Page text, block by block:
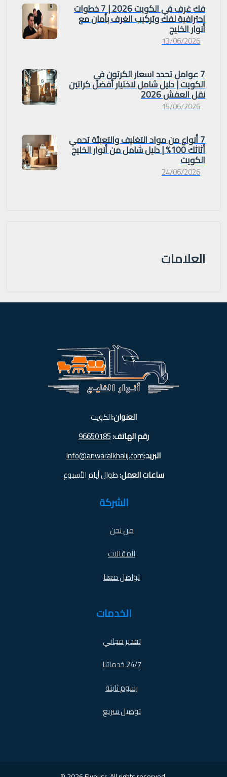
فك غرف في الكويت 2026 | 7 خطوات
احترافية لفك وتركيب الغرف بأمان مع
أنوار الخليج
13/06/2026
7 عوامل تحدد اسعار الكرتون في
الكويت | دليل شامل لاختيار أفضل كراتين
نقل العفش 2026
15/06/2026
7 أنواع من مواد التغليف والتعبئة تحمي
أثاثك 100% | دليل شامل من أنوار الخليج
الكويت
24/06/2026
العلامات
العنوان:الكويت
رقم الهاتف:96650185
البريد:Info@anwaralkhalij.com
ساعات العمل:طوال أيام الأسبوع
الشركة
من نحن
المقالات
تواصل معنا
الخدمات
تقدير مجاني
24/7 خدماتنا
رسوم ثابتة
توصيل سريع